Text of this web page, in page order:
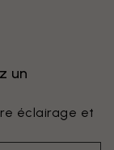
un
éclairage et